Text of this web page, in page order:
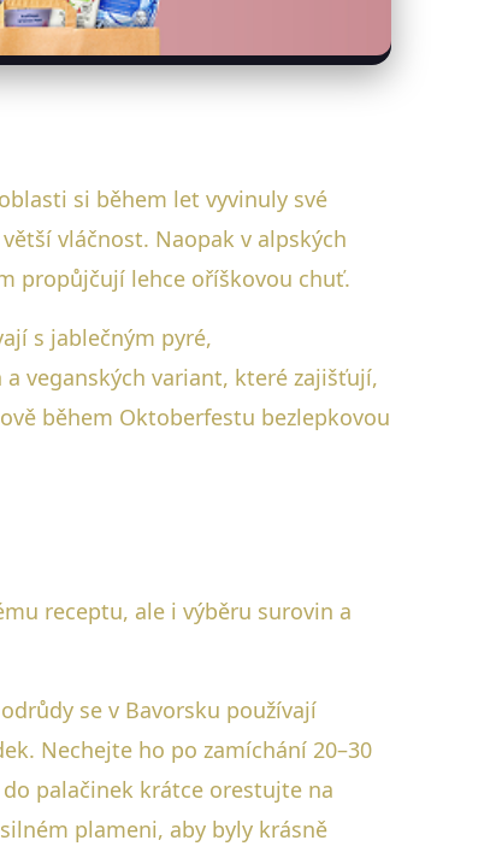
si během let vyvinuly své
vláčnost. Naopak v alpských
propůjčují lehce oříškovou chuť.
s jablečným pyré,
veganských variant, které zajišťují,
během Oktoberfestu bezlepkovou
receptu, ale i výběru surovin a
se v Bavorsku používají
Nechejte ho po zamíchání 20–30
palačinek krátce orestujte na
plameni, aby byly krásně